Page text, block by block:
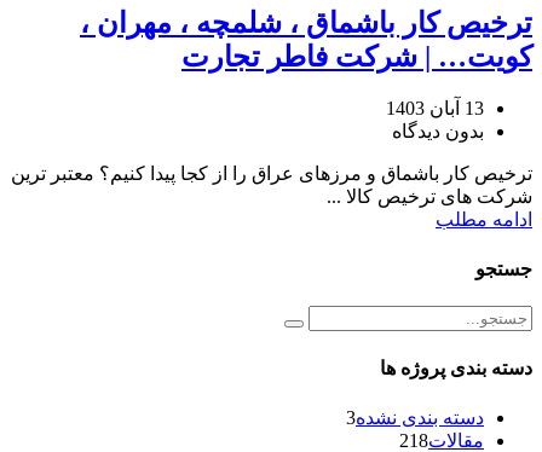
ترخیص کار باشماق ، شلمچه ، مهران ،
کویت… | شرکت فاطر تجارت
13 آبان 1403
بدون دیدگاه
ترخیص کار باشماق و مرزهای عراق را از کجا پیدا کنیم؟ معتبر ترین
شرکت های ترخیص کالا ...
ادامه مطلب
جستجو
دسته بندی پروژه ها
دسته بندی نشده3
مقالات218